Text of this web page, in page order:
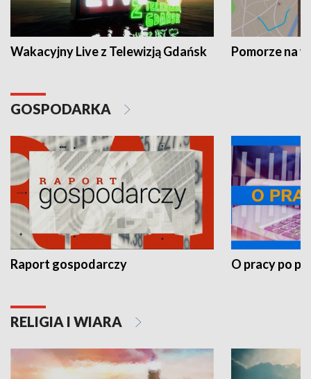
Wakacyjny Live z Telewizją Gdańsk Pomorze na
GOSPODARKA
Raport gospodarczy O pracy po
RELIGIA I WIARA